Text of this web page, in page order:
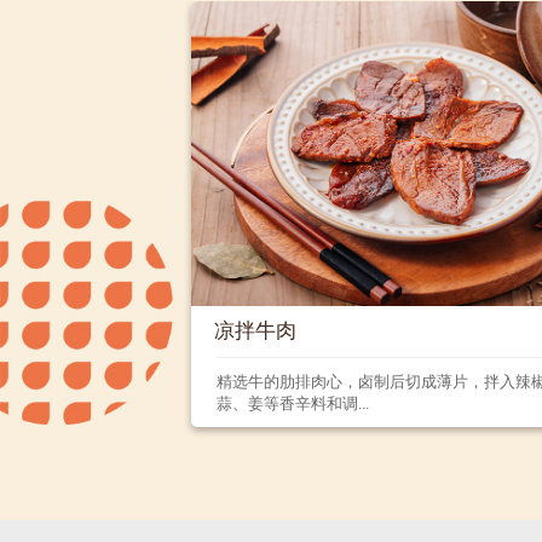
凉拌牛肉
精选牛的肋排肉心，卤制后切成薄片，拌入辣
蒜、姜等香辛料和调...